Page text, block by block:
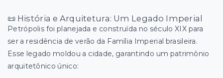
📜 História e Arquitetura: Um Legado Imperial
Petrópolis foi planejada e construída no século XIX para
ser a residência de verão da Família Imperial brasileira.
Esse legado moldou a cidade, garantindo um patrimônio
arquitetônico único: